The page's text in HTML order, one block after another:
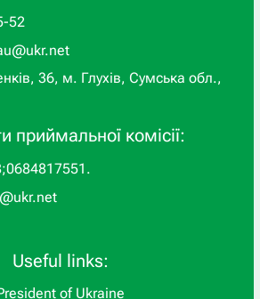
52
36, м. Глухів, Сумська обл.,
приймальної комісії:
;0684817551 .
Useful links:
of Ukraine